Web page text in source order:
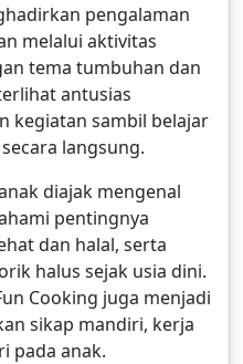
pengalaman
melalui aktivitas
tema tumbuhan dan
antusias
kegiatan sambil belajar
langsung.
diajak mengenal
pentingnya
dan halal, serta
halus sejak usia dini.
Cooking juga menjadi
sikap mandiri, kerja
pada anak.